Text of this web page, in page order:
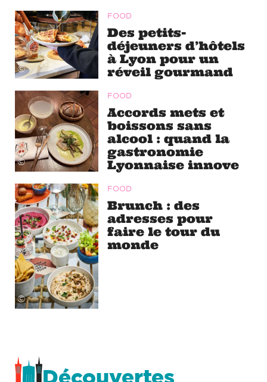
©
FOOD
Des petits-
déjeuners d’hôtels
à Lyon pour un
réveil gourmand
©
FOOD
Accords mets et
boissons sans
alcool : quand la
gastronomie
Lyonnaise innove
©
FOOD
Brunch : des
adresses pour
faire le tour du
monde